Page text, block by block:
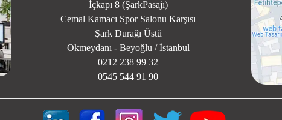
İçkapı 8 (ŞarkPasajı)
Cemal Kamacı Spor Salonu Karşısı
Şark Durağı Üstü
Okmeydanı - Beyoğlu / İstanbul
0212 238 99 32
0545 544 91 90